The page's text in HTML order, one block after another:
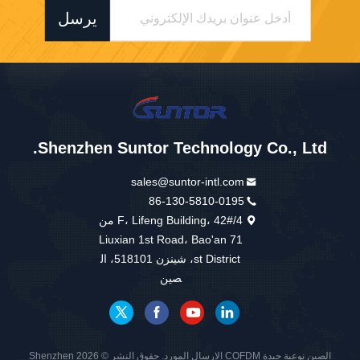
يرسل
Shenzhen Suntor Technology Co., Ltd.
sales@suntor-intl.com
86-130-5810-0195
4/F، Lifeng Building، 42# من
Liuxian 1st Road، Bao'an 71
st District، شينزن 518101، ال
صين
الصين نوعية جيدة COFDM الارسال المورد. حقوق النشر © 2026 Shenzhen